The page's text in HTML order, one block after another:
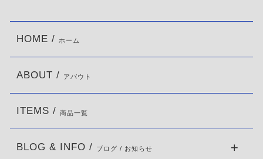
HOME / ホーム
ABOUT / アバウト
ITEMS / 商品一覧
BLOG & INFO / ブログ / お知らせ